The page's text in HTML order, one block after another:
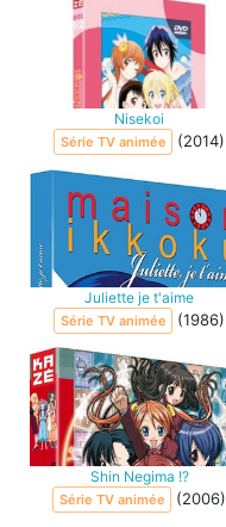
Nisekoi
Série TV animée (2014)
Juliette je t'aime
Série TV animée (1986)
Shin Negima !?
Série TV animée (2006)